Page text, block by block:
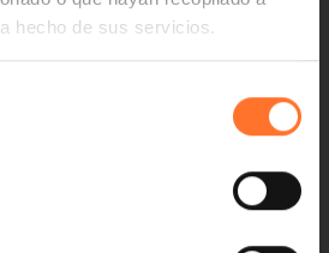
hecho de sus servicios.